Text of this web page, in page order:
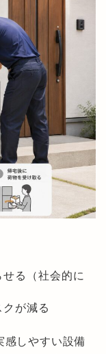
る（社会的に
が減る
感しやすい設備